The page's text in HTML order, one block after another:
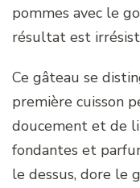
pommes avec le
résultat est
Ce gâteau se
première cuisson
doucement et de
fondantes et
le dessus, dore le